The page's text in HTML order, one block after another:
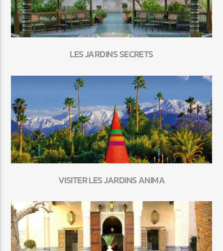
LES JARDINS SECRETS
VISITER LES JARDINS ANIMA